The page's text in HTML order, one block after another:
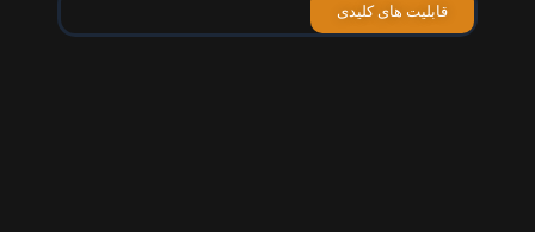
قابلیت های کلیدی